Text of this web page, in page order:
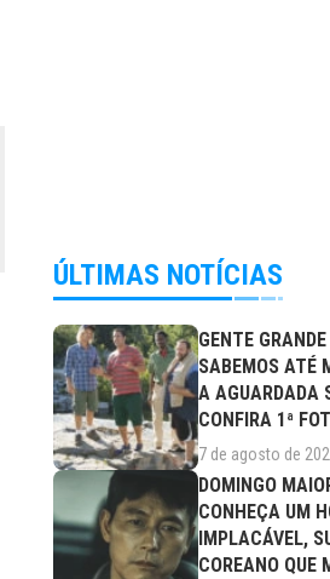
ÚLTIMAS NOTÍCIAS
GENTE
SABEMOS ATÉ
A AGUARDADA
CONFIRA 1ª
ELENCO!
7 de agosto de
DOMINGO
CONHEÇA UM
IMPLACÁVEL,
COREANO QUE